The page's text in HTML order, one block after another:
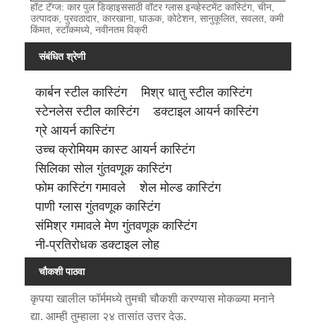
हॉट टॅग्ज: कार पुल डिव्हाइससाठी वॉटर ग्लास इन्व्हेस्टमेंट कास्टिंग, चीन,
उत्पादक, पुरवठादार, कारखाना, घाऊक, कोटेशन, सानुकूलित, सवलत, कमी
किंमत, स्टॉकमध्ये, नवीनतम विक्री
संबंधित श्रेणी
कार्बन स्टील कास्टिंग
मिश्र धातु स्टील कास्टिंग
स्टेनलेस स्टील कास्टिंग
डक्टाइल आयर्न कास्टिंग
ग्रे आयर्न कास्टिंग
उच्च क्रोमियम कास्ट आयर्न कास्टिंग
सिलिका सोल गुंतवणूक कास्टिंग
फोम कास्टिंग गमावले
शेल मोल्ड कास्टिंग
पाणी ग्लास गुंतवणूक कास्टिंग
संमिश्र गमावले मेण गुंतवणूक कास्टिंग
नी-प्रतिरोधक डक्टाइल लोह
चौकशी पाठवा
कृपया खालील फॉर्ममध्ये तुमची चौकशी करण्यास मोकळ्या मनाने
द्या. आम्ही तुम्हाला २४ तासांत उत्तर देऊ.